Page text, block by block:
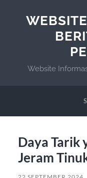
Website
Daya Tarik
Jeram